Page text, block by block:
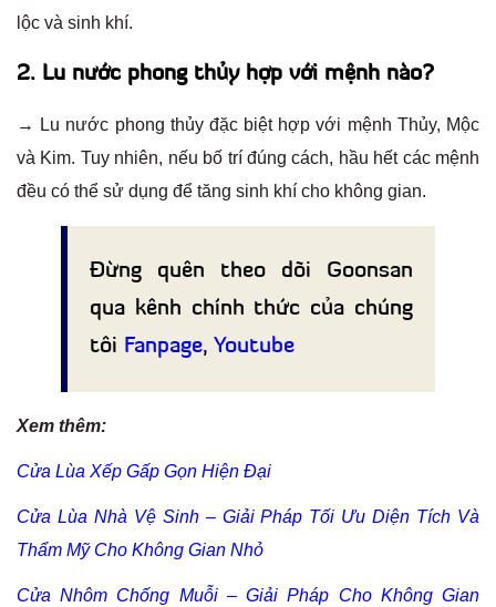
lộc và sinh khí.
2. Lu nước phong thủy hợp với mệnh nào?
→ Lu nước phong thủy đặc biệt hợp với mệnh Thủy, Mộc
và Kim. Tuy nhiên, nếu bố trí đúng cách, hầu hết các mệnh
đều có thể sử dụng để tăng sinh khí cho không gian.
Đừng quên theo dõi Goonsan
qua kênh chính thức của chúng
tôi Fanpage, Youtube
Xem thêm:
Cửa Lùa Xếp Gấp Gọn Hiện Đại
Cửa Lùa Nhà Vệ Sinh – Giải Pháp Tối Ưu Diện Tích Và
Thẩm Mỹ Cho Không Gian Nhỏ
Cửa Nhôm Chống Muỗi – Giải Pháp Cho Không Gian